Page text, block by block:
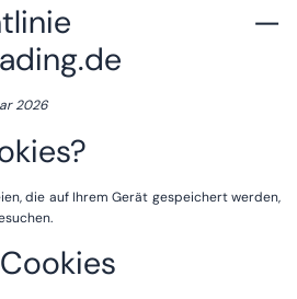
—
2026
die auf Ihrem Gerät gespeichert werden,